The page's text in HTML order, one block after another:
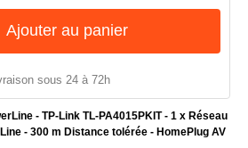
- TP-Link TL-PA4015PKIT - 1 x Réseau
- 300 m Distance tolérée - HomePlug AV
Ajouter au panier
sous 24 à 72h